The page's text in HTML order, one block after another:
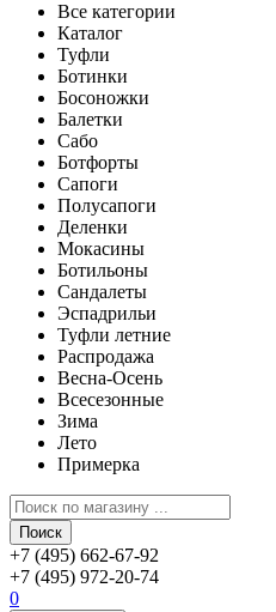
Все категории
Каталог
Туфли
Ботинки
Босоножки
Балетки
Сабо
Ботфорты
Сапоги
Полусапоги
Деленки
Мокасины
Ботильоны
Сандалеты
Эспадрильи
Туфли летние
Распродажа
Весна-Осень
Всесезонные
Зима
Лето
Примерка
Поиск
+7 (495) 662-67-92
+7 (495) 972-20-74
0